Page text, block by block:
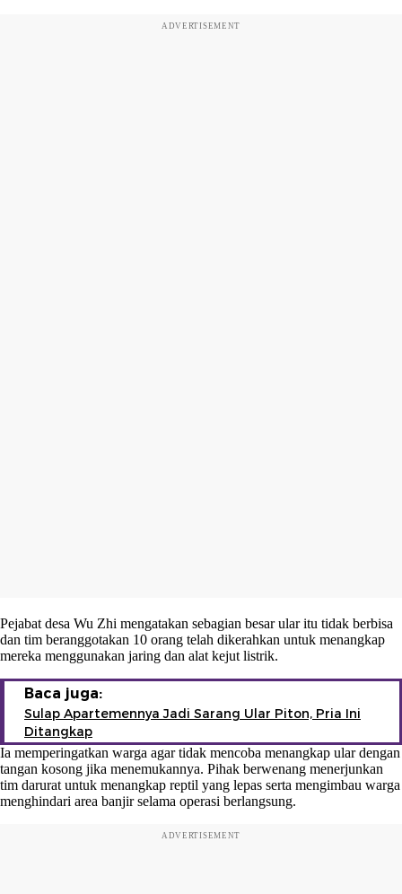
ADVERTISEMENT
Pejabat desa Wu Zhi mengatakan sebagian besar ular itu tidak berbisa
dan tim beranggotakan 10 orang telah dikerahkan untuk menangkap
mereka menggunakan jaring dan alat kejut listrik.
Baca juga:
Sulap Apartemennya Jadi Sarang Ular Piton, Pria Ini
Ditangkap
Ia memperingatkan warga agar tidak mencoba menangkap ular dengan
tangan kosong jika menemukannya. Pihak berwenang menerjunkan
tim darurat untuk menangkap reptil yang lepas serta mengimbau warga
menghindari area banjir selama operasi berlangsung.
ADVERTISEMENT